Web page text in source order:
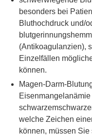
besonders bei
Bluthochdruck und/
(Antikoagulanzien),
Einzelfällen
können.
Magen-Darm-
welche Zeichen
können, müssen